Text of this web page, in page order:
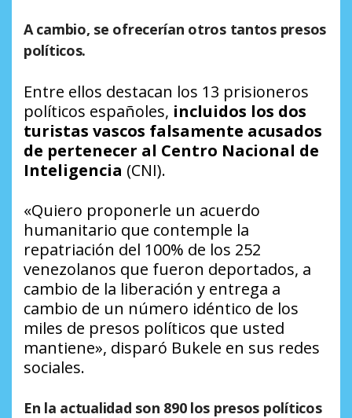
A cambio, se ofrecerían otros tantos presos
políticos.
Entre ellos destacan los 13 prisioneros
políticos españoles, incluidos los dos
turistas vascos falsamente acusados
de pertenecer al Centro Nacional de
Inteligencia (CNI).
«Quiero proponerle un acuerdo
humanitario que contemple la
repatriación del 100% de los 252
venezolanos que fueron deportados, a
cambio de la liberación y entrega a
cambio de un número idéntico de los
miles de presos políticos que usted
mantiene», disparó Bukele en sus redes
sociales.
En la actualidad son 890 los presos políticos